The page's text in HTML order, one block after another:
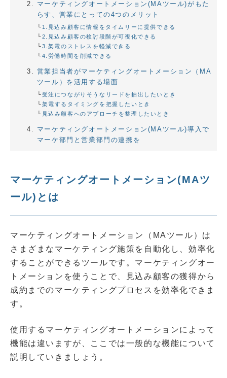
マーケティングオートメーション(MAツール)がもた
らす、営業にとっての4つのメリット
1.見込み顧客に情報をタイムリーに提供できる
2.見込み顧客の検討段階が可視化できる
3.架電のストレスを軽減できる
4.労働時間を削減できる
営業担当者がマーケティングオートメーション（MA
ツール）を活用する場面
受注につながりそうなリードを抽出したいとき
架電するタイミングを把握したいとき
見込み顧客へのアプローチを整理したいとき
マーケティングオートメーション(MAツール)導入で
マーケ部門と営業部門の連携を
マーケティングオートメーション(MAツ
ール)とは
マーケティングオートメーション（MAツール）は
さまざまなマーケティング施策を自動化し、効率化
することができるツールです。マーケティングオー
トメーションを使うことで、見込み顧客の獲得から
成約までのマーケティングプロセスを効率化できま
す。
使用するマーケティングオートメーションによって
機能は違いますが、ここでは一般的な機能について
説明していきましょう。